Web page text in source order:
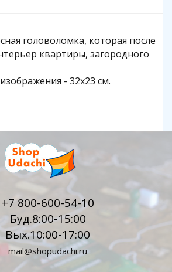
головоломка, которая после
квартиры, загородного
- 32х23 см.
+7 800-600-54-10
Буд.8:00-15:00
Вых.10:00-17:00
mail@shopudachi.ru